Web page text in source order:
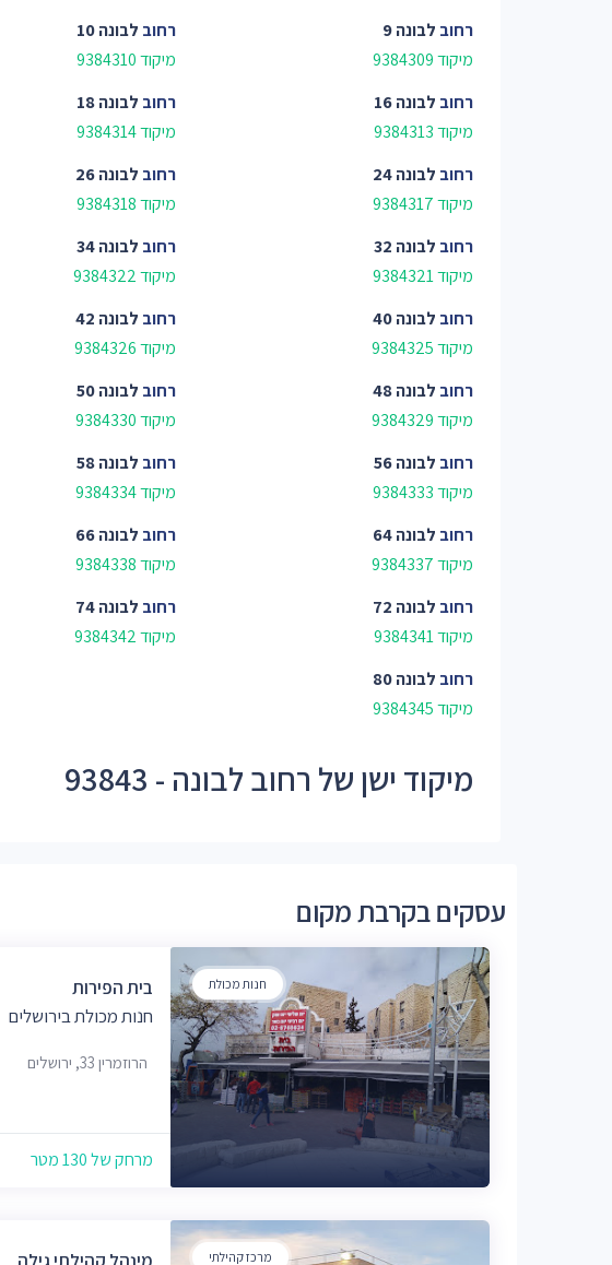
רחוב לבונה 9
מיקוד 9384309
רחוב לבונה 10
מיקוד 9384310
רחוב לבונה 16
מיקוד 9384313
רחוב לבונה 18
מיקוד 9384314
רחוב לבונה 24
מיקוד 9384317
רחוב לבונה 26
מיקוד 9384318
רחוב לבונה 32
מיקוד 9384321
רחוב לבונה 34
מיקוד 9384322
רחוב לבונה 40
מיקוד 9384325
רחוב לבונה 42
מיקוד 9384326
רחוב לבונה 48
מיקוד 9384329
רחוב לבונה 50
מיקוד 9384330
רחוב לבונה 56
מיקוד 9384333
רחוב לבונה 58
מיקוד 9384334
רחוב לבונה 64
מיקוד 9384337
רחוב לבונה 66
מיקוד 9384338
רחוב לבונה 72
מיקוד 9384341
רחוב לבונה 74
מיקוד 9384342
רחוב לבונה 80
מיקוד 9384345
מיקוד ישן של רחוב לבונה - 93843
עסקים בקרבת מקום
חנות מכולת
בית הפירות
חנות מכולת בירושלים
הרוזמרין 33, ירושלים
מרחק של 130 מטר
מרכז קהילתי
מינהל קהילתי גילה